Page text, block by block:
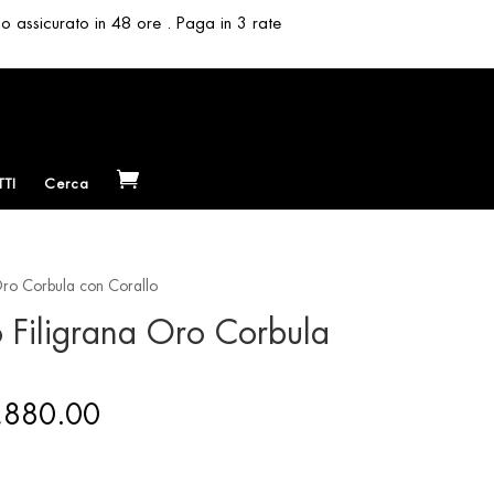
Cerca
Corbula con Corallo
Filigrana Oro Corbula
Price
assicurato in 48 ore . Paga in 3 rate